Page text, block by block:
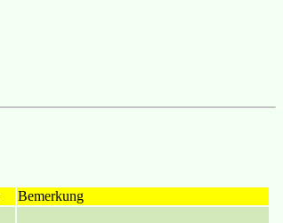
Bemerkung